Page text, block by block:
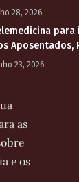
28, 2026
Aposentados,
23, 2026
as
e os